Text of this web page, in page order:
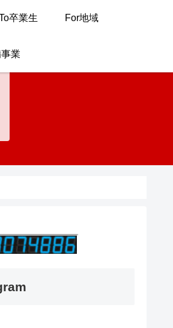
卒業生 For地域
業